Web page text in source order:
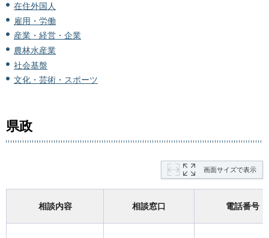
在住外国人
雇用・労働
産業・経営・企業
農林水産業
社会基盤
文化・芸術・スポーツ
県政
画面サイズで表示
相談内容 相談窓口 電話番号